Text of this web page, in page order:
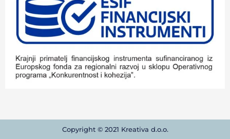
Copyright © 2021 Kreativa d.o.o.